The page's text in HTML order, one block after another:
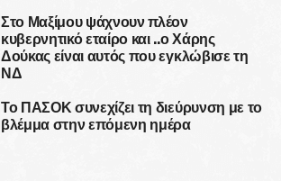
Στο Μαξίμου ψάχνουν πλέον
κυβερνητικό εταίρο και ..ο Χάρης
Δούκας είναι αυτός που εγκλώβισε τη
ΝΔ
Το ΠΑΣΟΚ συνεχίζει τη διεύρυνση με το
βλέμμα στην επόμενη ημέρα